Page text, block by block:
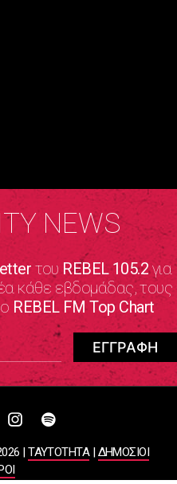
NEWS
τουREBEL 105.2για
κάθε εβδομάδας, τους
REBEL FM Top Chart
|ΤΑΥΤΟΤΗΤΑ|ΔΗΜΟΣΙΟΙ